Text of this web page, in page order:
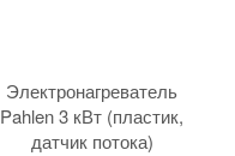
Электронагреватель
Pahlen 3 кВт (пластик,
датчик потока)